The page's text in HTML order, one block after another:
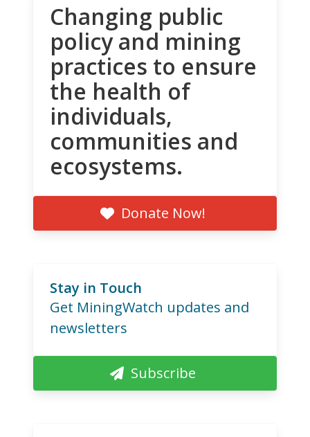
Changing public
policy and mining
practices to ensure
the health of
individuals,
communities and
ecosystems.
Donate Now!
Stay in Touch
Get MiningWatch updates and
newsletters
Subscribe